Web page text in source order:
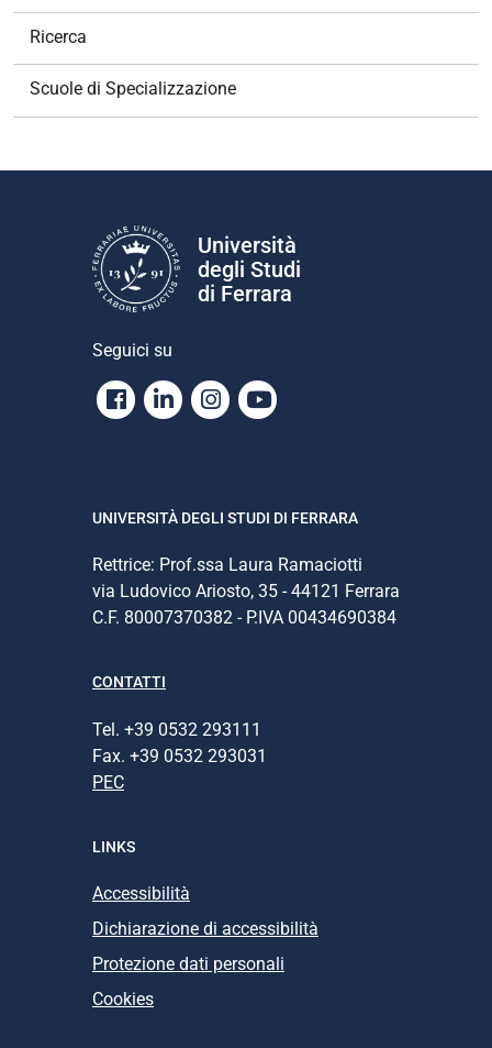
Ricerca
Scuole di Specializzazione
Università
degli Studi
di Ferrara
Seguici su
Facebook
LinkedinInstagram
Youtube
UNIVERSITÀ DEGLI STUDI DI FERRARA
Rettrice: Prof.ssa Laura Ramaciotti
via Ludovico Ariosto, 35 - 44121 Ferrara
C.F. 80007370382 - P.IVA 00434690384
CONTATTI
Tel. +39 0532 293111
Fax. +39 0532 293031
PEC
LINKS
Accessibilità
Dichiarazione di accessibilità
Protezione dati personali
Cookies